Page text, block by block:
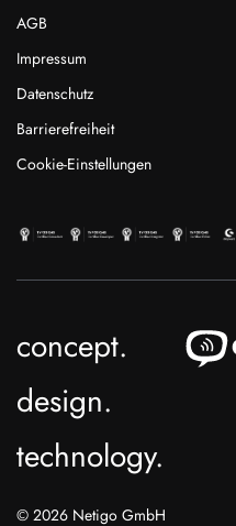
AGB
Impressum
Datenschutz
Barrierefreiheit
Cookie-Einstellungen
concept.
design.
technology.
© 2026 Netigo GmbH